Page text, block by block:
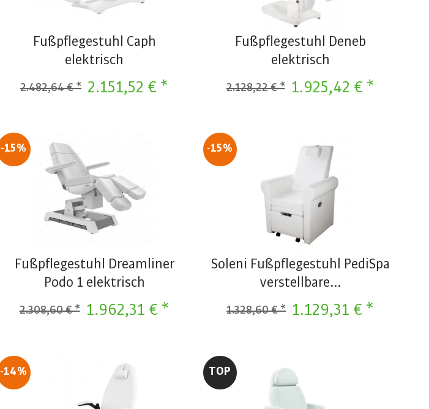
Fußpflegestuhl Caph
elektrisch
2.151,52 € *
2.482,64 € *
Fußpflegestuhl Deneb
elektrisch
1.925,42 € *
2.128,22 € *
-15%
Fußpflegestuhl Dreamliner
Podo 1 elektrisch
1.962,31 € *
2.308,60 € *
-15%
Soleni Fußpflegestuhl PediSpa
verstellbare...
1.129,31 € *
1.328,60 € *
-14% TOP